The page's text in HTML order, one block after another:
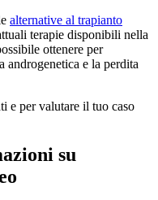
alternative al trapianto
terapie disponibili nella
ottenere per
androgenetica e la perdita
e per valutare il tuo caso
su